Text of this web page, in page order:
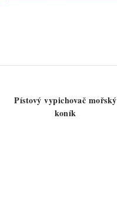
Pístový vypichovač mořský
koník